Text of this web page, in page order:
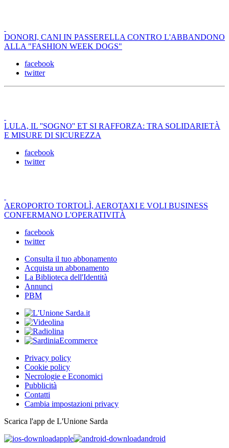
DONORI, CANI IN PASSERELLA CONTRO L'ABBANDONO
ALLA "FASHION WEEK DOGS"
facebook
twitter
LULA, IL ''SOGNO'' ET SI RAFFORZA: TRA SOLIDARIETÀ
E MISURE DI SICUREZZA
facebook
twitter
AEROPORTO TORTOLÌ, AEROTAXI E VOLI BUSINESS
CONFERMANO L'OPERATIVITÀ
facebook
twitter
Consulta il tuo abbonamento
Acquista un abbonamento
La Biblioteca dell'Identità
Annunci
PBM
Privacy policy
Cookie policy
Necrologie e Economici
Pubblicità
Contatti
Cambia impostazioni privacy
Scarica l'app de L'Unione Sarda
apple
android